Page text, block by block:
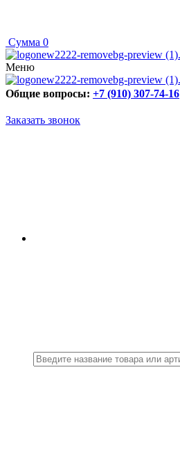
Сумма 0
Меню
Общие вопросы: +7 (910) 307-74-16
Заказать звонок